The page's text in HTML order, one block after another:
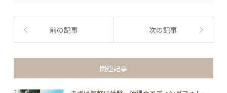
前の記事 次の記事
関連記事